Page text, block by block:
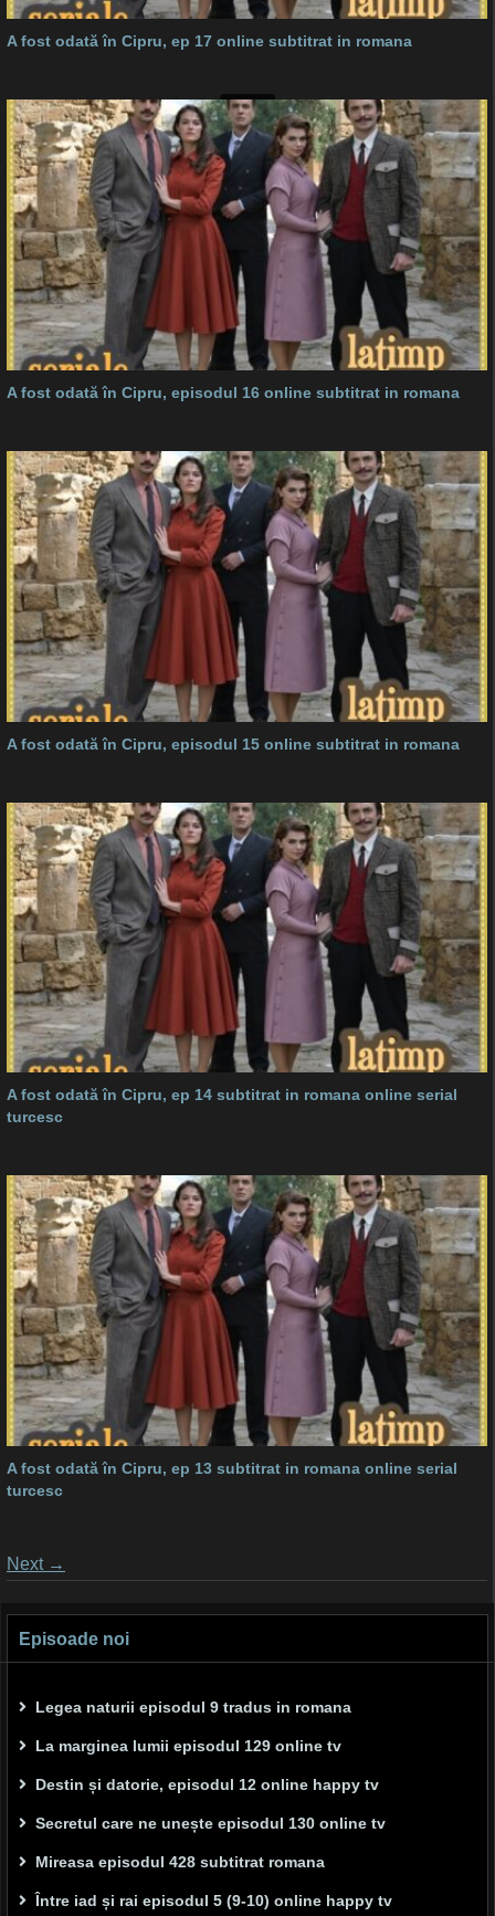
A fost odată în Cipru, ep 17 online subtitrat in romana
A fost odată în Cipru, episodul 16 online subtitrat in romana
A fost odată în Cipru, episodul 15 online subtitrat in romana
A fost odată în Cipru, ep 14 subtitrat in romana online serial
turcesc
A fost odată în Cipru, ep 13 subtitrat in romana online serial
turcesc
Posts
Next →
Episoade noi
Legea naturii episodul 9 tradus in romana
La marginea lumii episodul 129 online tv
Destin și datorie, episodul 12 online happy tv
Secretul care ne unește episodul 130 online tv
Mireasa episodul 428 subtitrat romana
Între iad și rai episodul 5 (9-10) online happy tv